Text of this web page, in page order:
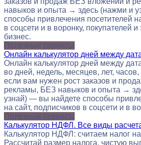
навыков и опыта → здесь (нажми и
способы привлечения посетителей
в соцсети и в воронку, покупателей
бизнес.
Полезные сервисы
Онлайн калькулятор дней между
Онлайн калькулятор дней между
во дней, недель, месяцев, лет,
если вам нужен рост заказов и
рекламы, БЕЗ навыков и опыта →
узнай) — вы найдете способы
на сайт, подписчиков в соцсети и в
Полезные сервисы
Калькулятор НДФЛ. Все виды
Калькулятор НДФЛ: считаем налог
Рассчитай размер налога, чистую